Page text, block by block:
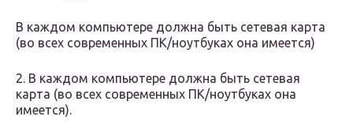
В каждом компьютере должна быть сетевая карта
(во всех современных ПК/ноутбуках она имеется)
2. В каждом компьютере должна быть сетевая
карта (во всех современных ПК/ноутбуках она
имеется).